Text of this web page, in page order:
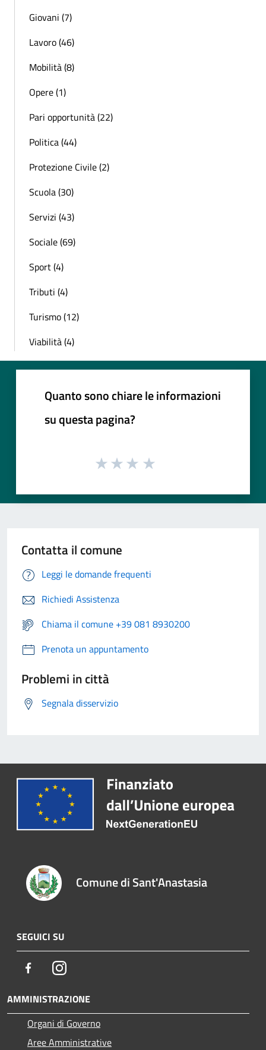
Giovani (7)
Lavoro (46)
Mobilità (8)
Opere (1)
Pari opportunità (22)
Politica (44)
Protezione Civile (2)
Scuola (30)
Servizi (43)
Sociale (69)
Sport (4)
Tributi (4)
Turismo (12)
Viabilità (4)
Quanto sono chiare le informazioni
su questa pagina?
Contatta il comune
Leggi le domande frequenti
Richiedi Assistenza
Chiama il comune +39 081 8930200
Prenota un appuntamento
Problemi in città
Segnala disservizio
Comune di Sant'Anastasia
SEGUICI SU
FacebookInstagram
AMMINISTRAZIONE
Organi di Governo
Aree Amministrative